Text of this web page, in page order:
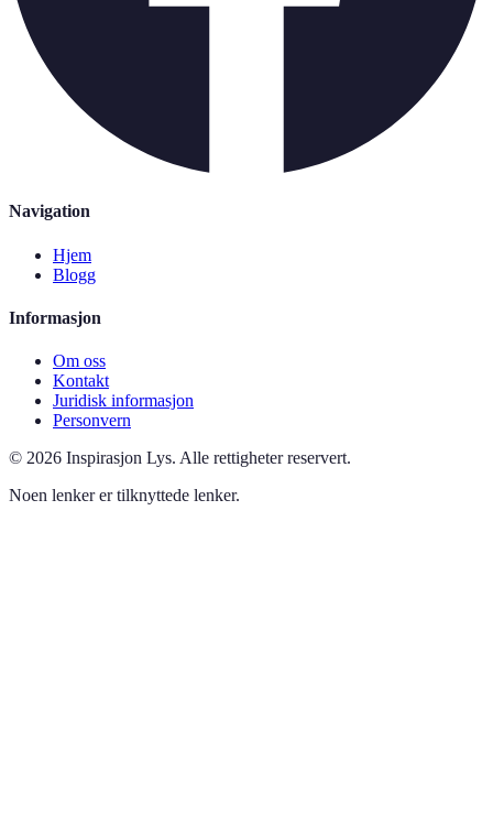
Navigation
Hjem
Blogg
Informasjon
Om oss
Kontakt
Juridisk informasjon
Personvern
© 2026 Inspirasjon Lys. Alle rettigheter reservert.
Noen lenker er tilknyttede lenker.